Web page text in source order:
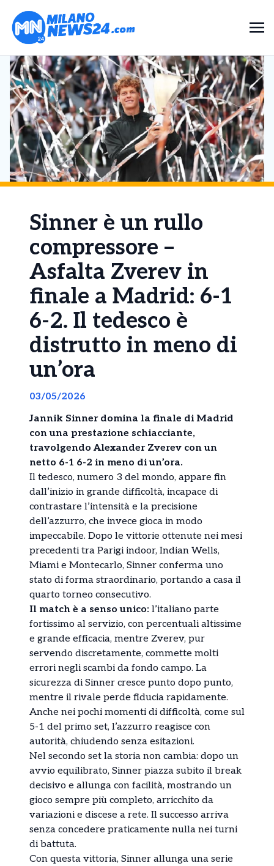
Sinner è un rullo
compressore –
Asfalta Zverev in
finale a Madrid: 6-1
6-2. Il tedesco è
distrutto in meno di
un’ora
03/05/2026
Jannik Sinner domina la finale di Madrid
con una prestazione schiacciante,
travolgendo Alexander Zverev con un
netto 6-1 6-2 in meno di un’ora.
Il tedesco, numero 3 del mondo, appare fin
dall’inizio in grande difficoltà, incapace di
contrastare l’intensità e la precisione
dell’azzurro, che invece gioca in modo
impeccabile. Dopo le vittorie ottenute nei mesi
precedenti tra Parigi indoor, Indian Wells,
Miami e Montecarlo, Sinner conferma uno
stato di forma straordinario, portando a casa il
quarto torneo consecutivo.
Il match è a senso unico: l’italiano parte
fortissimo al servizio, con percentuali altissime
e grande efficacia, mentre Zverev, pur
servendo discretamente, commette molti
errori negli scambi da fondo campo. La
sicurezza di Sinner cresce punto dopo punto,
mentre il rivale perde fiducia rapidamente.
Anche nei pochi momenti di difficoltà, come sul
5-1 del primo set, l’azzurro reagisce con
autorità, chiudendo senza esitazioni.
Nel secondo set la storia non cambia: dopo un
avvio equilibrato, Sinner piazza subito il break
decisivo e allunga con facilità, mostrando un
gioco sempre più completo, arricchito da
variazioni e discese a rete. Il successo arriva
senza concedere praticamente nulla nei turni
di battuta.
Con questa vittoria, Sinner allunga una serie